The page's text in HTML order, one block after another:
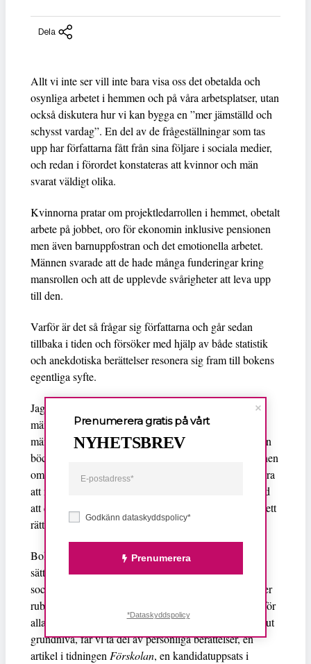
Dela
Allt vi inte ser vill inte bara visa oss det obetalda och
osynliga arbetet i hemmen och på våra arbetsplatser, utan
också diskutera hur vi kan bygga en ”mer jämställd och
schysst vardag”. En del av de frågeställningar som tas
upp har författarna fått från sina följare i sociala medier,
och redan i förordet konstateras att kvinnor och män
svarat väldigt olika.
Kvinnorna pratar om projektledarrollen i hemmet, obetalt
arbete på jobbet, oro för ekonomin inklusive pensionen
men även barnuppfostran och det emotionella arbetet.
Männen svarade att de hade många funderingar kring
mansrollen och att de upplevde svårigheter att leva upp
till den.
Varför är det så frågar sig författarna och går sedan
tillbaka i tiden och försöker med hjälp av både statistik
och anekdotiska berättelser resonera sig fram till bokens
egentliga syfte.
Jag tänker att tanken är god, att bygga relationer med
männen, de ack så, i arbetet med jämställdhet, flyktiga
männen, vars insatser så väl behövs. Men läser männen
böcker som denna? Kommer förtroliga barndomsminnen
om He-Man och referenser till
göra
att männen tar ett steg närmare det faktiska arbetet med
att dela upp sysslorna i det gemensamma hushållet på ett
rättvist sätt?
Bokens upplägg fortsätter på, ett i mitt tycke överlastat
sätt, alla vinklar ska fångas upp och ett maxat antal
sociala medier-inlägg och forskning refereras till. Under
rubriken
vilket för
alla som hört talas om jämställdhet tidigare är en absolut
grundnivå, får vi ta del av personliga berättelser, en
artikel i tidningenFörskolan, en kandidatuppsats i
Godkänn dataskyddspolicy*
Prenumerera
Prenumerera gratis på vårt
NYHETSBREV
*Dataskyddspolicy